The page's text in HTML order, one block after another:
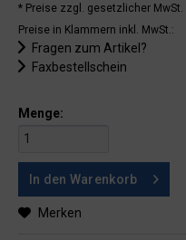
* Preise zzgl. gesetzlicher MwSt.
Preise in Klammern inkl. MwSt.:
Fragen zum Artikel?
Faxbestellschein
Menge:
In den Warenkorb
Merken